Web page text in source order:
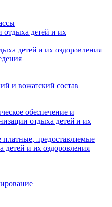
отдыха детей и их
детей и их оздоровления
и вожатский состав
обеспечение и
отдыха детей и их
платные, предоставляемые
детей и их оздоровления